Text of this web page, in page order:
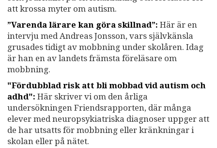
att krossa myter om autism.
”Varenda lärare kan göra skillnad”: Här är en
intervju med Andreas Jonsson, vars självkänsla
grusades tidigt av mobbning under skolåren. Idag
är han en av landets främsta föreläsare om
mobbning.
"Fördubblad risk att bli mobbad vid autism och
adhd": Här skriver vi om den årliga
undersökningen Friendsrapporten, där många
elever med neuropsykiatriska diagnoser uppger att
de har utsatts för mobbning eller kränkningar i
skolan eller på nätet.